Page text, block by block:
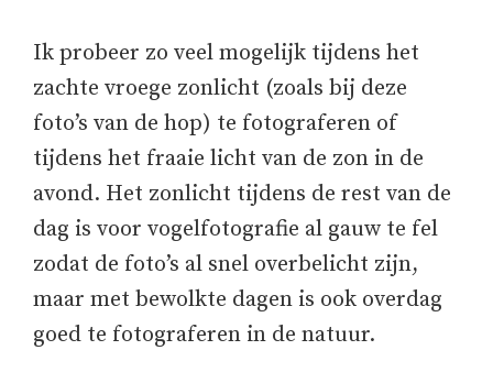
Ik probeer zo veel mogelijk tijdens het
zachte vroege zonlicht (zoals bij deze
foto’s van de hop) te fotograferen of
tijdens het fraaie licht van de zon in de
avond. Het zonlicht tijdens de rest van de
dag is voor vogelfotografie al gauw te fel
zodat de foto’s al snel overbelicht zijn,
maar met bewolkte dagen is ook overdag
goed te fotograferen in de natuur.